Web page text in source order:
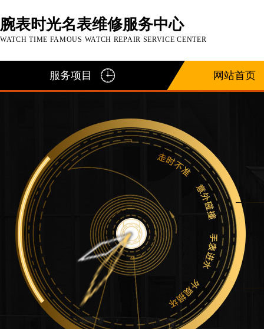
腕表时光名表维修服务中心
WATCH TIME FAMOUS WATCH REPAIR SERVICE CENTER
服务项目 网站首页
2026年7月腕表时光中国区售后服务网络优化升级
2026年7月腕表时光全国官方售后客户服务热线：